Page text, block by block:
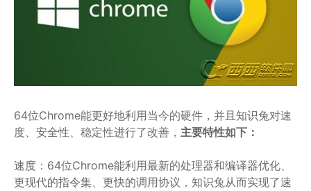
64位Chrome能更好地利用当今的硬件，并且知识兔对速
度、安全性、稳定性进行了改善， 主要特性如下：
速度：64位Chrome能利用最新的处理器和编译器优化、
更现代的指令集、更快的调用协议，知识兔从而实现了速